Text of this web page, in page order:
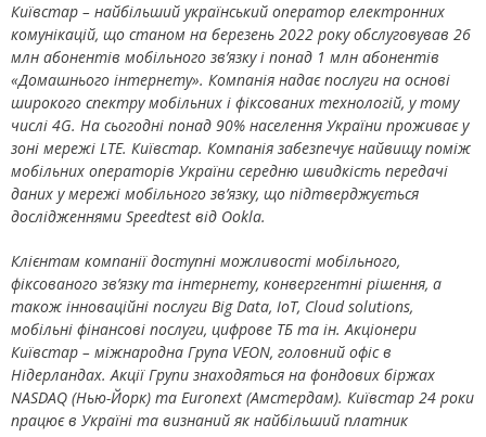
Київстар – найбільший український оператор електронних
комунікацій, що станом на березень 2022 року обслуговував 26
млн абонентів мобільного зв’язку і понад 1 млн абонентів
«Домашнього інтернету». Компанія надає послуги на основі
широкого спектру мобільних і фіксованих технологій, у тому
числі 4G. На сьогодні понад 90% населення України проживає у
зоні мережі LTE. Київстар. Компанія забезпечує найвищу поміж
мобільних операторів України середню швидкість передачі
даних у мережі мобільного зв’язку, що підтверджується
дослідженнями Speedtest від Ookla.
Клієнтам компанії доступні можливості мобільного,
фіксованого зв’язку та інтернету, конвергентні рішення, а
також інноваційні послуги Big Data, IoT, Cloud solutions,
мобільні фінансові послуги, цифрове ТБ та ін. Акціонери
Київстар – міжнародна Група VEON, головний офіс в
Нідерландах. Акції Групи знаходяться на фондових біржах
NASDAQ (Нью-Йорк) та Euronext (Амстердам). Київстар 24 роки
працює в Україні та визнаний як найбільший платник